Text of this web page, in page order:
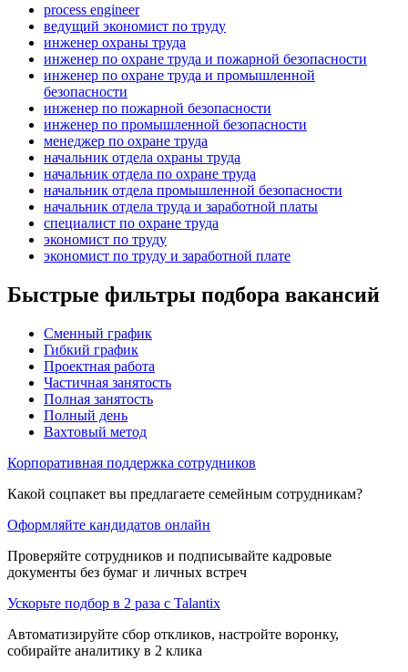
process engineer
ведущий экономист по труду
инженер охраны труда
инженер по охране труда и пожарной безопасности
инженер по охране труда и промышленной
безопасности
инженер по пожарной безопасности
инженер по промышленной безопасности
менеджер по охране труда
начальник отдела охраны труда
начальник отдела по охране труда
начальник отдела промышленной безопасности
начальник отдела труда и заработной платы
специалист по охране труда
экономист по труду
экономист по труду и заработной плате
Быстрые фильтры подбора вакансий
Сменный график
Гибкий график
Проектная работа
Частичная занятость
Полная занятость
Полный день
Вахтовый метод
Корпоративная поддержка сотрудников
Какой соцпакет вы предлагаете семейным сотрудникам?
Оформляйте кандидатов онлайн
Проверяйте сотрудников и подписывайте кадровые
документы без бумаг и личных встреч
Ускорьте подбор в 2 раза с Talantix
Автоматизируйте сбор откликов, настройте воронку,
собирайте аналитику в 2 клика